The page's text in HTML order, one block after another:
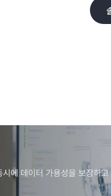
에 데이터 가용성을 보